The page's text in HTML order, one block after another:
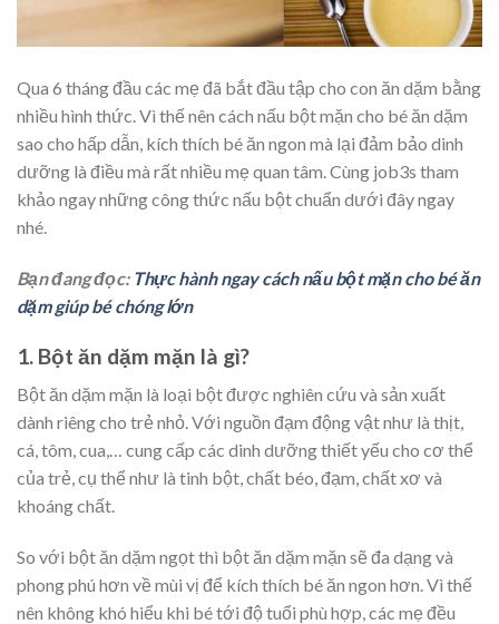
Qua 6 tháng đầu các mẹ đã bắt đầu tập cho con ăn dặm bằng
nhiều hình thức. Vì thế nên cách nấu bột mặn cho bé ăn dặm
sao cho hấp dẫn, kích thích bé ăn ngon mà lại đảm bảo dinh
dưỡng là điều mà rất nhiều mẹ quan tâm. Cùng job3s tham
khảo ngay những công thức nấu bột chuẩn dưới đây ngay
nhé.
Bạn đang đọc: Thực hành ngay cách nấu bột mặn cho bé ăn
dặm giúp bé chóng lớn
1. Bột ăn dặm mặn là gì?
Bột ăn dặm mặn là loại bột được nghiên cứu và sản xuất
dành riêng cho trẻ nhỏ. Với nguồn đạm động vật như là thịt,
cá, tôm, cua,… cung cấp các dinh dưỡng thiết yếu cho cơ thể
của trẻ, cụ thể như là tinh bột, chất béo, đạm, chất xơ và
khoáng chất.
So với bột ăn dặm ngọt thì bột ăn dặm mặn sẽ đa dạng và
phong phú hơn về mùi vị để kích thích bé ăn ngon hơn. Vì thế
nên không khó hiểu khi bé tới độ tuổi phù hợp, các mẹ đều